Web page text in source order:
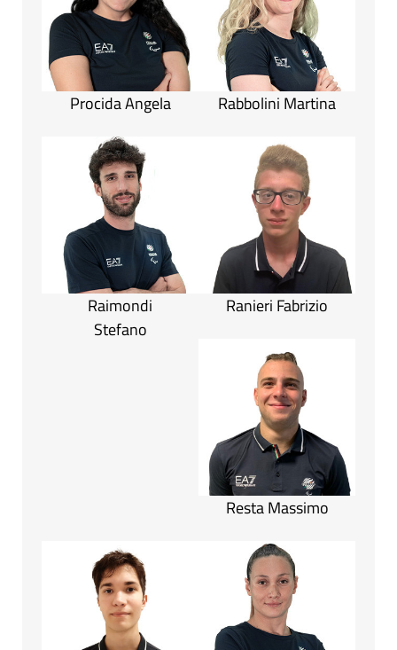
Procida Angela Rabbolini Martina
Raimondi
Stefano
Ranieri Fabrizio
Resta Massimo